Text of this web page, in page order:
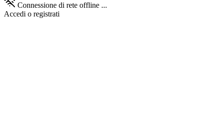
Connessione di rete offline ...
Accedi o registrati